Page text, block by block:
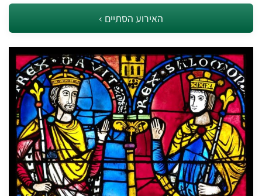
האירוע הסתיים